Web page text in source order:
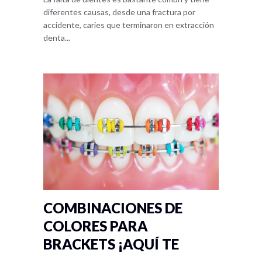
diferentes causas, desde una fractura por
accidente, caries que terminaron en extracción
denta...
COMBINACIONES DE
COLORES PARA
BRACKETS ¡AQUÍ TE